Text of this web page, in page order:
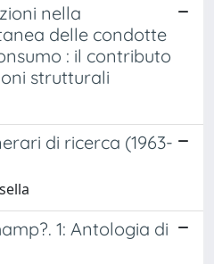
nella
delle condotte
: il contributo
strutturali
di ricerca (1963-
1: Antologia di